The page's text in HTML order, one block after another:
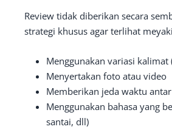
Review tidak diberikan secara
strategi khusus agar terlihat
Menggunakan variasi kalimat
Menyertakan foto atau video
Memberikan jeda waktu
Menggunakan bahasa yang
santai, dll)